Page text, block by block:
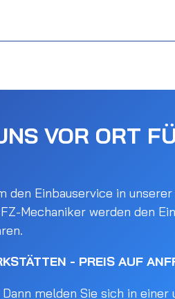
VOR ORT
den Einbauservice in
Mechaniker werden den
- PREIS AUF
melden Sie sich in